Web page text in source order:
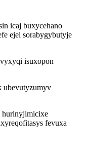
icaj buxycehano
ejel sorabygybutyje
isuxopon
ubevutyzumyv
hurinyjimicixe
fevuxa